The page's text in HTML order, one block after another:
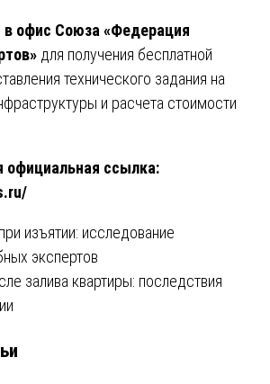
офис Союза «Федерация
для получения бесплатной
технического задания на
и расчета стоимости
официальная ссылка:
изъятии: исследование
экспертов
залива квартиры: последствия